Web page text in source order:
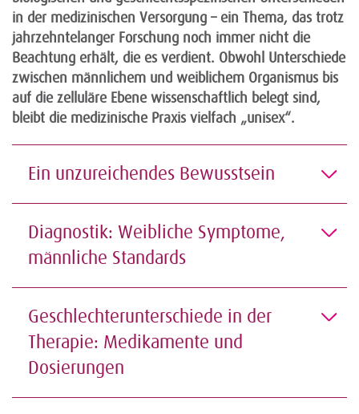
in der medizinischen Versorgung – ein Thema, das trotz
jahrzehntelanger Forschung noch immer nicht die
Beachtung erhält, die es verdient. Obwohl Unterschiede
zwischen männlichem und weiblichem Organismus bis
auf die zelluläre Ebene wissenschaftlich belegt sind,
bleibt die medizinische Praxis vielfach „unisex“.
Ein unzureichendes Bewusstsein
Diagnostik: Weibliche Symptome,
männliche Standards
Geschlechterunterschiede in der
Therapie: Medikamente und
Dosierungen